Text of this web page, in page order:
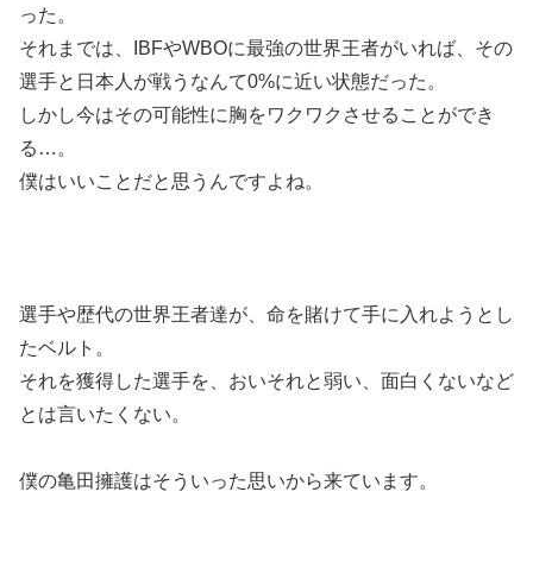
った。
それまでは、IBFやWBOに最強の世界王者がいれば、その
選手と日本人が戦うなんて0%に近い状態だった。
しかし今はその可能性に胸をワクワクさせることができ
る…。
僕はいいことだと思うんですよね。
選手や歴代の世界王者達が、命を賭けて手に入れようとし
たベルト。
それを獲得した選手を、おいそれと弱い、面白くないなど
とは言いたくない。
僕の亀田擁護はそういった思いから来ています。